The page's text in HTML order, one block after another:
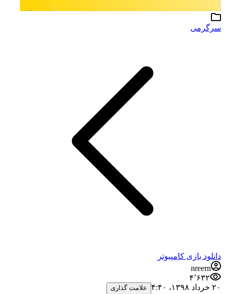
سرگرمی
دانلود بازی کامپیوتر
nreern
۴٬۶۳۲
۲۰ خرداد ۱۳۹۸،‏ ۴:۴۰
علامت گذاری